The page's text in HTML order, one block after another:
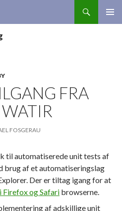
FRA
FOSGERAU
til automatiserede unit tests af
brug af et automatiseringslag
Der er tiltag igang for at
og Safari browserne.
af adskillige unit